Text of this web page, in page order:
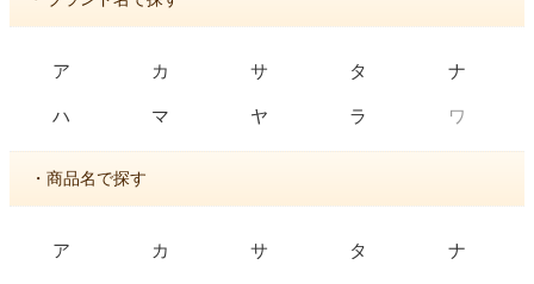
ア カ サ タ ナ
ハ マ ヤ ラ ワ
・商品名で探す
ア カ サ タ ナ